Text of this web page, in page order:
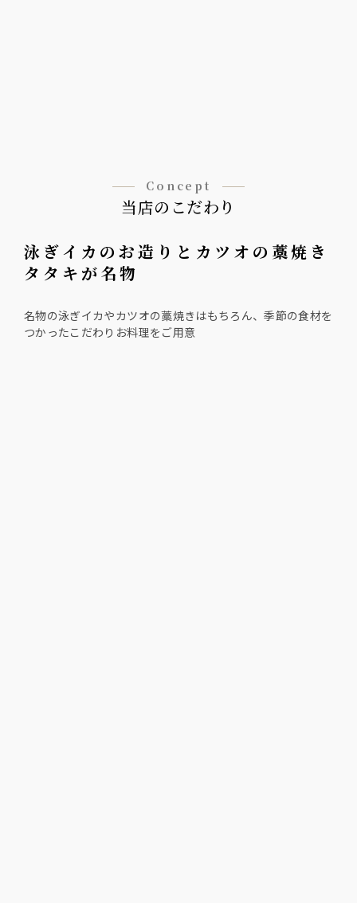
Concept
当店のこだわり
泳ぎイカのお造りとカツオの藁焼き
タタキが名物
名物の泳ぎイカやカツオの藁焼きはもちろん、季節の食材を
つかったこだわりお料理をご用意